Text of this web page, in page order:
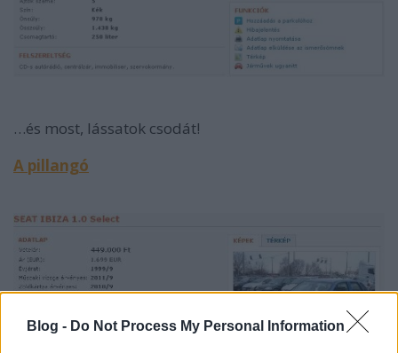
Blog - Do Not Process My Personal Information
…és most, lássatok csodát!
A pillangó